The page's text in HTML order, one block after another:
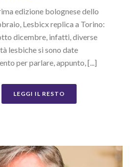
edizione bolognese dello
Lesbicx replica a Torino:
dicembre, infatti, diverse
lesbiche si sono date
per parlare, appunto, [...]
LEGGI IL RESTO